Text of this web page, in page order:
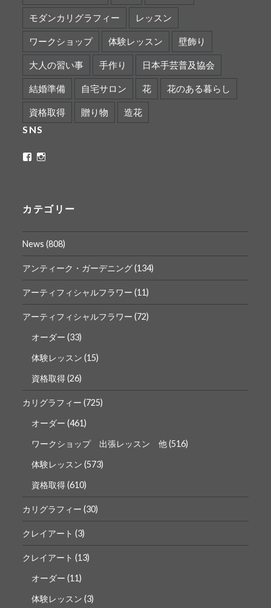
モダンカリグラフィー レッスン
ワークショップ 体験レッスン 壁飾り
大人の習い事 手作り 日本手芸普及協会
結婚準備 自宅サロン 花 花のある暮らし
資格取得 贈り物 造花
SNS
ritaflower.calligraphy
ロ
フ
ー
ル
で
表
示
ロ
フ
ー
ル
で
表
示
カテゴリー
News (808)
アンティーク・ガーデニング(134)
アーティフィシャルフラワー (11)
アーティフィシャルフラワー (72)
オーダー (33)
体験レッスン (15)
資格取得(26)
カリグラフィー (725)
オーダー (461)
ワークショップ 出張レッスン 他(516)
体験レッスン (573)
資格取得(610)
カリグラフィー (30)
クレイアート (3)
クレイアート (13)
オーダー (11)
体験レッスン (3)